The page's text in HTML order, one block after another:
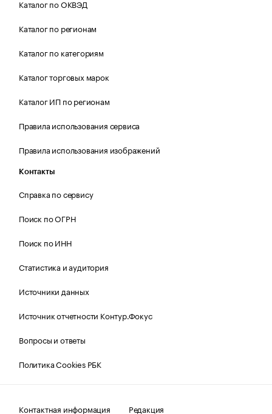
Каталог по ОКВЭД
Каталог по регионам
Каталог по категориям
Каталог торговых марок
Каталог ИП по регионам
Правила использования сервиса
Правила использования изображений
Контакты
Справка по сервису
Поиск по ОГРН
Поиск по ИНН
Статистика и аудитория
Источники данных
Источник отчетности Контур.Фокус
Вопросы и ответы
Политика Cookies РБК
Контактная информация Редакция